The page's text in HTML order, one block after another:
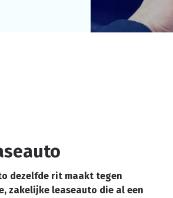
dezelfde rit maakt tegen
zakelijke leaseauto die al een